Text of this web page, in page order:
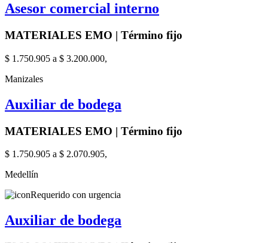
Asesor comercial interno
MATERIALES EMO | Término fijo
$ 1.750.905 a $ 3.200.000,
Manizales
Auxiliar de bodega
MATERIALES EMO | Término fijo
$ 1.750.905 a $ 2.070.905,
Medellín
Requerido con urgencia
Auxiliar de bodega